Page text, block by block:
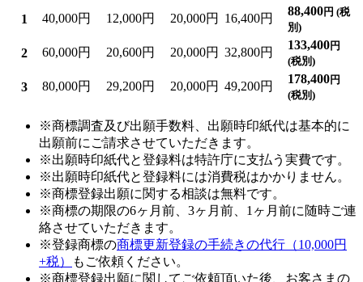
1 40,000円 12,000円 20,000円 16,400円
88,400円 (税
別)
2 60,000円 20,600円 20,000円 32,800円
133,400円
(税別)
3 80,000円 29,200円 20,000円 49,200円
178,400円
(税別)
※商標調査及び出願手数料、出願時印紙代は基本的に
出願前にご請求させていただきます。
※出願時印紙代と登録料は特許庁に支払う実費です。
※出願時印紙代と登録料には消費税はかかりません。
※商標登録出願に関する相談は無料です。
※商標の期限の6ヶ月前、3ヶ月前、1ヶ月前に随時ご連
絡させていただきます。
※登録商標の商標更新登録の手続きの代行（10,000円
+税）
もご依頼ください。
※商標登録出願に関してご依頼頂いた後、お客さまの